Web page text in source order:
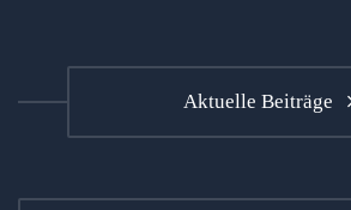
Aktuelle Beiträge